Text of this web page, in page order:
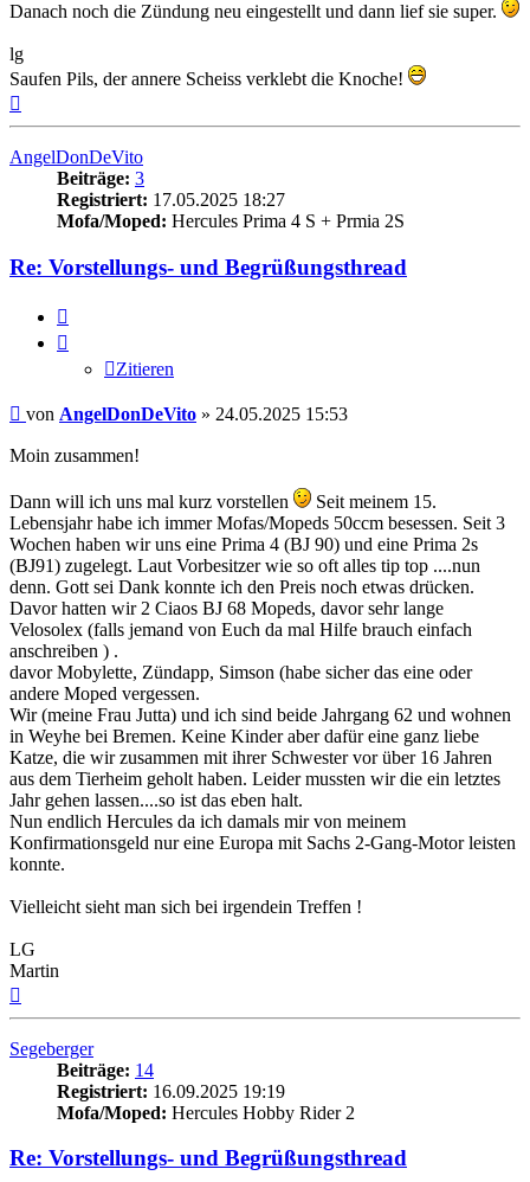
Danach noch die Zündung neu eingestellt und dann lief sie super.
lg
Saufen Pils, der annere Scheiss verklebt die Knoche!
AngelDonDeVito
Beiträge: 3
Registriert: 17.05.2025 18:27
Mofa/Moped: Hercules Prima 4 S + Prmia 2S
Re: Vorstellungs- und Begrüßungsthread
Zitieren
Beitrag
von AngelDonDeVito » 24.05.2025 15:53
Moin zusammen!
Dann will ich uns mal kurz vorstellen
Seit meinem 15.
Lebensjahr habe ich immer Mofas/Mopeds 50ccm besessen. Seit 3
Wochen haben wir uns eine Prima 4 (BJ 90) und eine Prima 2s
(BJ91) zugelegt. Laut Vorbesitzer wie so oft alles tip top ....nun
denn. Gott sei Dank konnte ich den Preis noch etwas drücken.
Davor hatten wir 2 Ciaos BJ 68 Mopeds, davor sehr lange
Velosolex (falls jemand von Euch da mal Hilfe brauch einfach
anschreiben ) .
davor Mobylette, Zündapp, Simson (habe sicher das eine oder
andere Moped vergessen.
Wir (meine Frau Jutta) und ich sind beide Jahrgang 62 und wohnen
in Weyhe bei Bremen. Keine Kinder aber dafür eine ganz liebe
Katze, die wir zusammen mit ihrer Schwester vor über 16 Jahren
aus dem Tierheim geholt haben. Leider mussten wir die ein letztes
Jahr gehen lassen....so ist das eben halt.
Nun endlich Hercules da ich damals mir von meinem
Konfirmationsgeld nur eine Europa mit Sachs 2-Gang-Motor leisten
konnte.
Vielleicht sieht man sich bei irgendein Treffen !
LG
Martin
Segeberger
Beiträge: 14
Registriert: 16.09.2025 19:19
Mofa/Moped: Hercules Hobby Rider 2
Re: Vorstellungs- und Begrüßungsthread